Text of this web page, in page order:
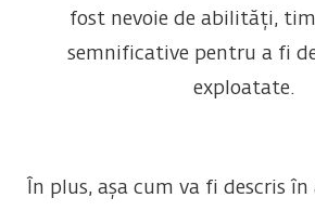
fost nevoie de abilități,
semnificative pentru a fi
exploatate.
În plus, așa cum va fi descris